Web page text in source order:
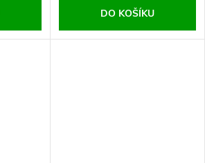
DO KOŠÍKU